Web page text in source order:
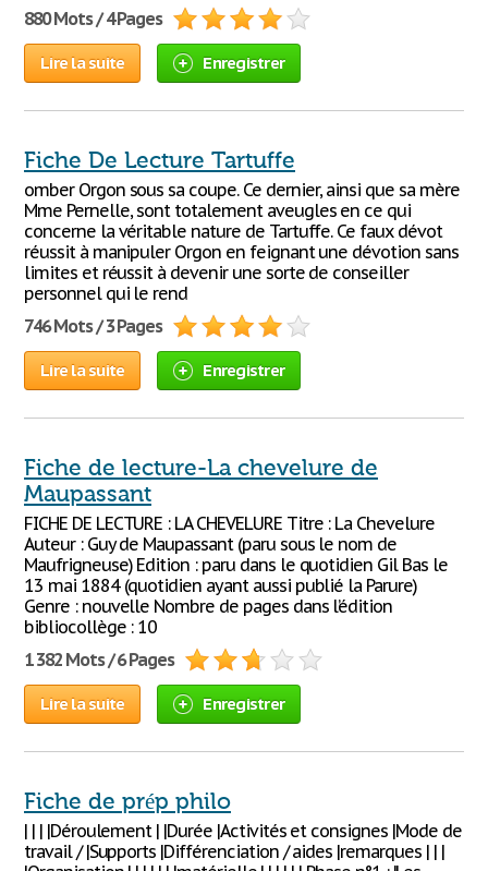
880 Mots / 4 Pages
Lire la suite Enregistrer
Fiche De Lecture Tartuffe
omber Orgon sous sa coupe. Ce dernier, ainsi que sa mère
Mme Pernelle, sont totalement aveugles en ce qui
concerne la véritable nature de Tartuffe. Ce faux dévot
réussit à manipuler Orgon en feignant une dévotion sans
limites et réussit à devenir une sorte de conseiller
personnel qui le rend
746 Mots / 3 Pages
Lire la suite Enregistrer
Fiche de lecture-La chevelure de
Maupassant
FICHE DE LECTURE : LA CHEVELURE Titre : La Chevelure
Auteur : Guy de Maupassant (paru sous le nom de
Maufrigneuse) Edition : paru dans le quotidien Gil Bas le
13 mai 1884 (quotidien ayant aussi publié la Parure)
Genre : nouvelle Nombre de pages dans l’édition
bibliocollège : 10
1 382 Mots / 6 Pages
Lire la suite Enregistrer
Fiche de prép philo
| | | |Déroulement | |Durée |Activités et consignes |Mode de
travail / |Supports |Différenciation / aides |remarques | | |